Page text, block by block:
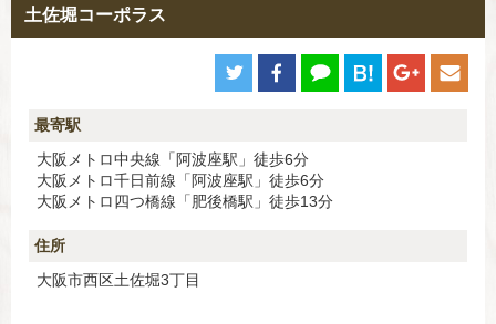
土佐堀コーポラス
最寄駅
大阪メトロ中央線「阿波座駅」徒歩6分
大阪メトロ千日前線「阿波座駅」徒歩6分
大阪メトロ四つ橋線「肥後橋駅」徒歩13分
住所
大阪市西区土佐堀3丁目